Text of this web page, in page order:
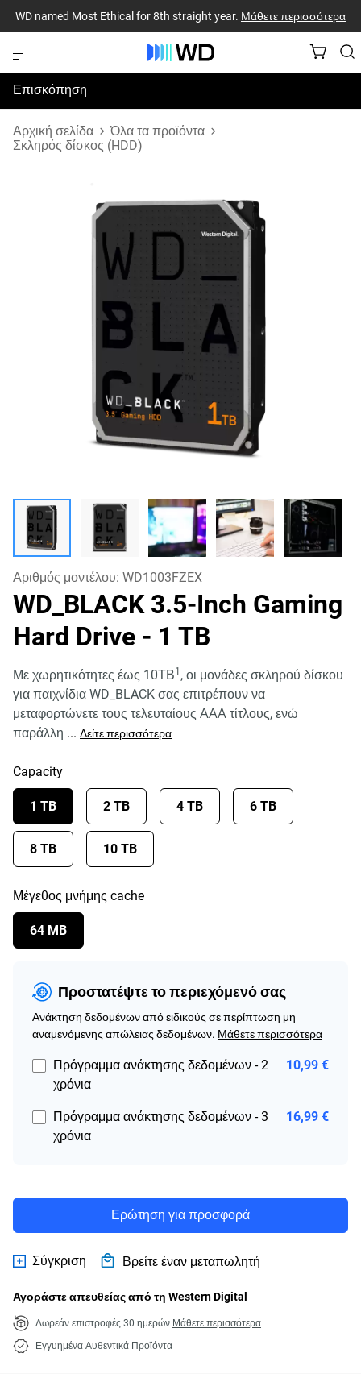
WD named Most Ethical for 8th straight year. Μάθετε περισσότερα
Επισκόπηση
Προδιαγραφές
Αρχική σελίδα
Όλα τα προϊόντα
Σκληρός δίσκος (HDD)
Αριθμός μοντέλου: WD1003FZEX
WD_BLACK 3.5-Inch Gaming
Hard Drive - 1 TB
Με χωρητικότητες έως 10ΤΒ1 , οι μονάδες σκληρού δίσκου
για παιχνίδια WD_BLACK σας επιτρέπουν να
μεταφορτώνετε τους τελευταίους ΑΑΑ τίτλους, ενώ
παράλλη ... Δείτε περισσότερα
Capacity
1 TB 2 TB 4 TB 6 TB
8 TB 10 TB
Μέγεθος μνήμης cache
64 MB
Προστατέψτε το περιεχόμενό σας
Ανάκτηση δεδομένων από ειδικούς σε περίπτωση μη
αναμενόμενης απώλειας δεδομένων. Μάθετε περισσότερα
Πρόγραμμα ανάκτησης δεδομένων - 2
χρόνια
10,99 €
Πρόγραμμα ανάκτησης δεδομένων - 3
χρόνια
16,99 €
Ερώτηση για προσφορά
Σύγκριση Βρείτε έναν μεταπωλητή
Αγοράστε απευθείας από τη Western Digital
Δωρεάν επιστροφές 30 ημερών Μάθετε περισσότερα
Εγγυημένα Αυθεντικά Προϊόντα